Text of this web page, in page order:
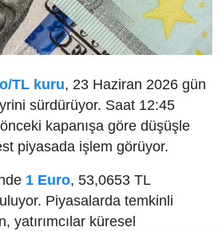
TL kuru, 23 Haziran 2026 gün
sürdürüyor. Saat 12:45
kapanışa göre düşüşle
piyasada işlem görüyor.
1 Euro, 53,0653 TL
Piyasalarda temkinli
yatırımcılar küresel